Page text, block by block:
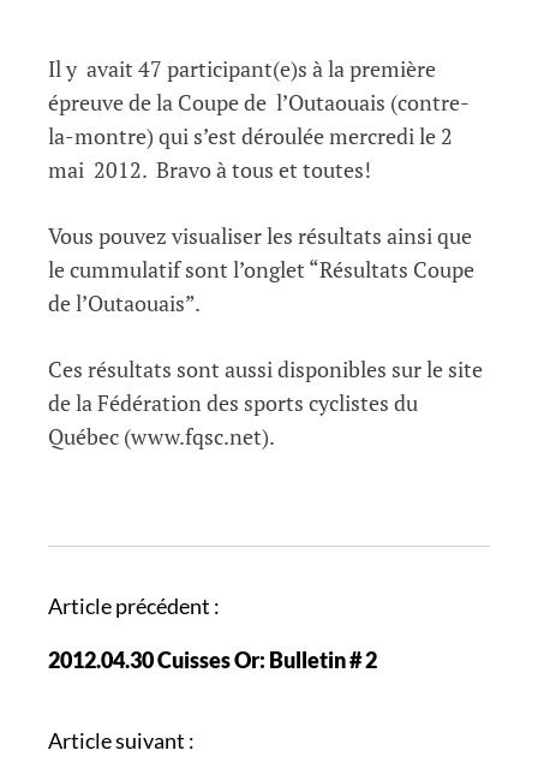
Il y avait 47 participant(e)s à la première
épreuve de la Coupe de l’Outaouais (contre-
la-montre) qui s’est déroulée mercredi le 2
mai 2012. Bravoà tous et toutes!
Vous pouvez visualiser les résultats ainsi que
le cummulatif sont l’onglet “Résultats Coupe
de l’Outaouais”.
Ces résultats sont aussi disponibles sur le site
de la Fédération des sports cyclistes du
Québec (www.fqsc.net).
N
v
g
Article précédent :
2012.04.30 Cuisses Or: Bulletin # 2
Article suivant :